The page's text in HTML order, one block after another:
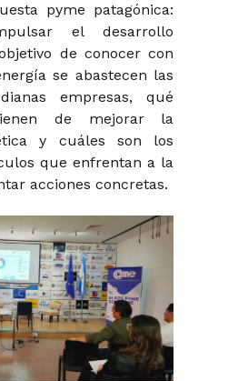
pyme patagónica:
el desarrollo
de conocer con
se abastecen las
empresas, qué
de mejorar la
y cuáles son los
que enfrentan a la
acciones concretas.